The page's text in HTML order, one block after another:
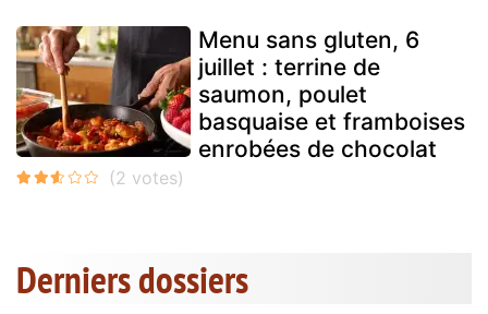
Menu sans gluten, 6
juillet : terrine de
saumon, poulet
basquaise et framboises
enrobées de chocolat
Derniers dossiers